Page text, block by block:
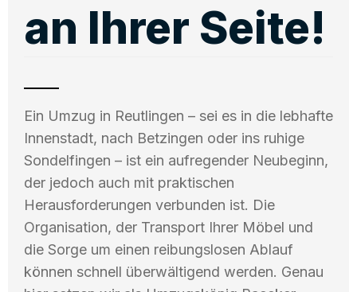
an Ihrer Seite!
Ein Umzug in Reutlingen – sei es in die lebhafte
Innenstadt, nach Betzingen oder ins ruhige
Sondelfingen – ist ein aufregender Neubeginn,
der jedoch auch mit praktischen
Herausforderungen verbunden ist. Die
Organisation, der Transport Ihrer Möbel und
die Sorge um einen reibungslosen Ablauf
können schnell überwältigend werden. Genau